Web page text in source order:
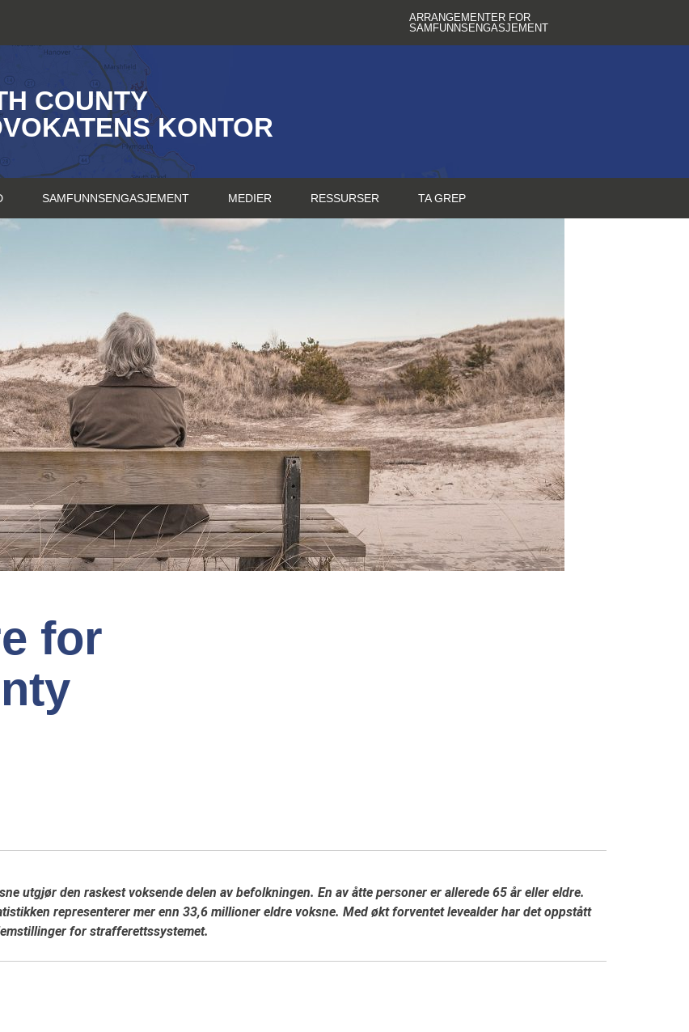
ARRANGEMENTER FOR
SAMFUNNSENGASJEMENT
COUNTY
KONTOR
SAMFUNNSENGASJEMENT MEDIER RESSURSER TA GREP
for
utgjør den raskest voksende delen av befolkningen. En av åtte personer er allerede 65 år eller eldre.
representerer mer enn 33,6 millioner eldre voksne. Med økt forventet levealder har det oppstått
for strafferettssystemet.